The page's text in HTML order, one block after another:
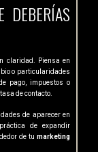
DEBERÍAS
claridad. Piensa en
o particularidades
pago, impuestos o
de contacto.
de aparecer en
de expandir
de tu marketing